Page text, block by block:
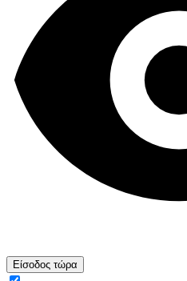
Είσοδος τώρα